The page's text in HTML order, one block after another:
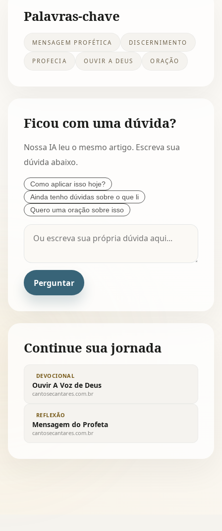
Palavras-chave
MENSAGEM PROFÉTICA DISCERNIMENTO
PROFECIA OUVIR A DEUS ORAÇÃO
Ficou com uma dúvida?
Nossa IA leu o mesmo artigo. Escreva sua
dúvida abaixo.
Como aplicar isso hoje?
Ainda tenho dúvidas sobre o que li
Quero uma oração sobre isso
Perguntar
Continue sua jornada
DEVOCIONAL
Ouvir A Voz de Deus
cantosecantares.com.br
REFLEXÃO
Mensagem do Profeta
cantosecantares.com.br